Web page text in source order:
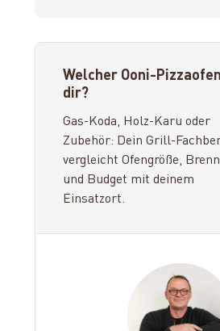
Welcher Ooni-
dir?
Gas-Koda, Holz-Karu oder
Zubehör: Dein Grill-
vergleicht Ofengröße,
und Budget mit deinem
Einsatzort.